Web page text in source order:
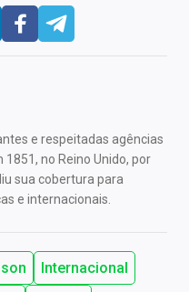
e respeitadas agências
no Reino Unido, por
sua cobertura para
e internacionais.
Internacional